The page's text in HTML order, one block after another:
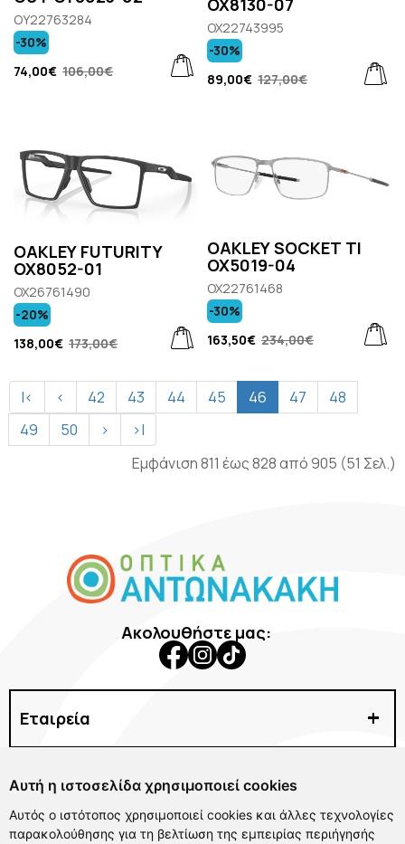
Αυτή η ιστοσελίδα χρησιμοποιεί cookies
Αυτός ο ιστότοπος χρησιμοποιεί cookies και άλλες τεχνολογίες
παρακολούθησης για τη βελτίωση της εμπειρίας περιήγησής
OY22763284
74,00€ 106,00€
-30%
OX8130-07
OX22743995
89,00€ 127,00€
-30%
ΟAKLEY FUTURITY
OX8052-01
OX26761490
138,00€ 173,00€
-20%
OAKLEY SOCKET TI
OX5019-04
OX22761468
163,50€ 234,00€
-30%
|< < 42 43 44 45 46 47
48
49
50 >
>|
Εμφάνιση 811 έως 828 από 905 (51 Σελ.)
Ακολουθήστε μας:
Εταιρεία
Γυαλιά Οράσεως
Φακοί Επαφής
Αξεσουάρ
Χρήσιμα Links